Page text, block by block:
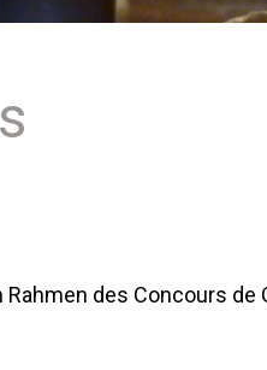
des Concours